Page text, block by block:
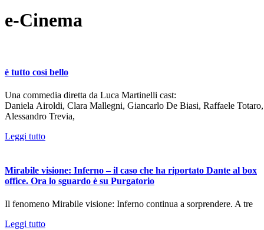
e-Cinema
è tutto così bello
Una commedia diretta da Luca Martinelli cast:
Daniela Airoldi, Clara Mallegni, Giancarlo De Biasi, Raffaele Totaro,
Alessandro Trevia,
Leggi tutto
Mirabile visione: Inferno – il caso che ha riportato Dante al box
office. Ora lo sguardo è su Purgatorio
Il fenomeno Mirabile visione: Inferno continua a sorprendere. A tre
Leggi tutto